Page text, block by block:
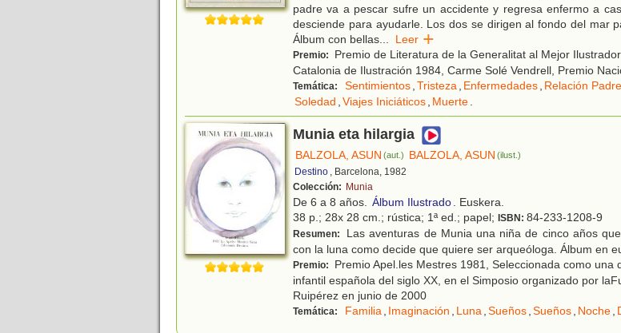
padre va a pescar sufre un accidente y regresa enfermo a
desciende para ayudarle. Los dos se dirigen al fondo del mar
Álbum con bellas
Leer
Premio:
Premio de Literatura de la Generalitat al Mejor
Catalonia de Ilustración 1984, Carme Solé Vendrell, Premio
Temática: Sentimientos Tristeza Enfermedades Relación
Soledad Viajes Iniciáticos Muerte
Munia eta hilargia
BALZOLA, ASUN (aut.) BALZOLA, ASUN (ilust.)
Destino
, Barcelona, 1982
Colección: Munia
De 6 a 8 años. Álbum Ilustrado
. Euskera.
38 p.; 28x 28 cm.; rústica; 1ª ed.; papel; ISBN: 84-233-1208-9
Resumen:
Las aventuras de Munia una niña de cinco años
con la luna como decide que quiere ser arqueóloga. Álbum en
Premio:
Premio Apel.les Mestres 1981, Seleccionada como una
infantil española del siglo XX, en el Simposio organizado por
Ruipérez en junio de 2000
Temática: Familia Imaginación Luna Sueños Sueños Noche